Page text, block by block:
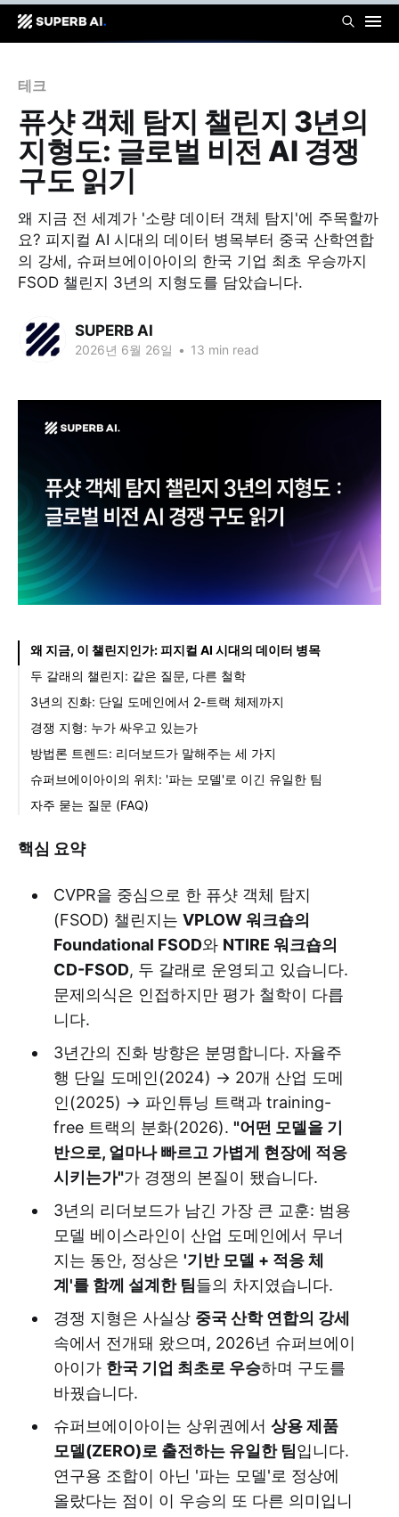
테크
퓨샷 객체 탐지 챌린지 3년의
지형도: 글로벌 비전 AI 경쟁
구도 읽기
왜 지금 전 세계가 '소량 데이터 객체 탐지'에 주목할까
요? 피지컬 AI 시대의 데이터 병목부터 중국 산학연합
의 강세, 슈퍼브에이아이의 한국 기업 최초 우승까지
FSOD 챌린지 3년의 지형도를 담았습니다.
SUPERB AI
2026년 6월 26일 • 13 min read
왜 지금, 이 챌린지인가: 피지컬 AI 시대의 데이터 병목
두 갈래의 챌린지: 같은 질문, 다른 철학
3년의 진화: 단일 도메인에서 2-트랙 체제까지
경쟁 지형: 누가 싸우고 있는가
방법론 트렌드: 리더보드가 말해주는 세 가지
슈퍼브에이아이의 위치: '파는 모델'로 이긴 유일한 팀
자주 묻는 질문 (FAQ)
핵심 요약
CVPR을 중심으로 한 퓨샷 객체 탐지
(FSOD) 챌린지는 VPLOW 워크숍의
Foundational FSOD와 NTIRE 워크숍의
CD-FSOD, 두 갈래로 운영되고 있습니다.
문제의식은 인접하지만 평가 철학이 다릅
니다.
3년간의 진화 방향은 분명합니다. 자율주
행 단일 도메인(2024) → 20개 산업 도메
인(2025) → 파인튜닝 트랙과 training-
free 트랙의 분화(2026). "어떤 모델을 기
반으로, 얼마나 빠르고 가볍게 현장에 적응
시키는가"가 경쟁의 본질이 됐습니다.
3년의 리더보드가 남긴 가장 큰 교훈: 범용
모델 베이스라인이 산업 도메인에서 무너
지는 동안, 정상은 '기반 모델 + 적응 체
계'를 함께 설계한 팀들의 차지였습니다.
경쟁 지형은 사실상 중국 산학 연합의 강세
속에서 전개돼 왔으며, 2026년 슈퍼브에이
아이가 한국 기업 최초로 우승하며 구도를
바꿨습니다.
슈퍼브에이아이는 상위권에서 상용 제품
모델(ZERO)로 출전하는 유일한 팀입니다.
연구용 조합이 아닌 '파는 모델'로 정상에
올랐다는 점이 이 우승의 또 다른 의미입니